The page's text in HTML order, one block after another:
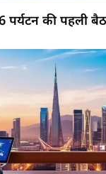
पर्यटन की पहली